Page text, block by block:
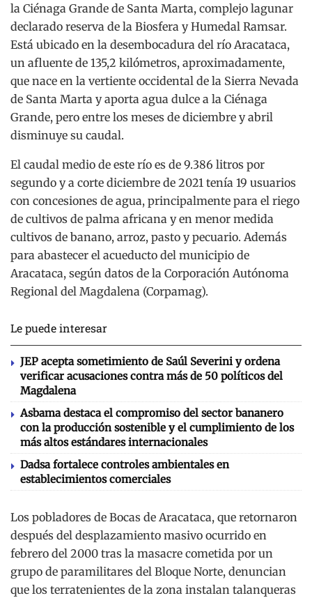
la Ciénaga Grande de Santa Marta, complejo lagunar
declarado reserva de la Biosfera y Humedal Ramsar.
Está ubicado en la desembocadura del río Aracataca,
un afluente de 135,2 kilómetros, aproximadamente,
que nace en la vertiente occidental de la Sierra Nevada
de Santa Marta y aporta agua dulce a la Ciénaga
Grande, pero entre los meses de diciembre y abril
disminuye su caudal.
El caudal medio de este río es de 9.386 litros por
segundo y a corte diciembre de 2021 tenía 19 usuarios
con concesiones de agua, principalmente para el riego
de cultivos de palma africana y en menor medida
cultivos de banano, arroz, pasto y pecuario. Además
para abastecer el acueducto del municipio de
Aracataca, según datos de la Corporación Autónoma
Regional del Magdalena (Corpamag).
Le puede interesar
JEP acepta sometimiento de Saúl Severini y ordena
verificar acusaciones contra más de 50 políticos del
Magdalena
Asbama destaca el compromiso del sector bananero
con la producción sostenible y el cumplimiento de los
más altos estándares internacionales
Dadsa fortalece controles ambientales en
establecimientos comerciales
Los pobladores de Bocas de Aracataca, que retornaron
después del desplazamiento masivo ocurrido en
febrero del 2000 tras la masacre cometida por un
grupo de paramilitares del Bloque Norte, denuncian
que los terratenientes de la zona instalan talanqueras